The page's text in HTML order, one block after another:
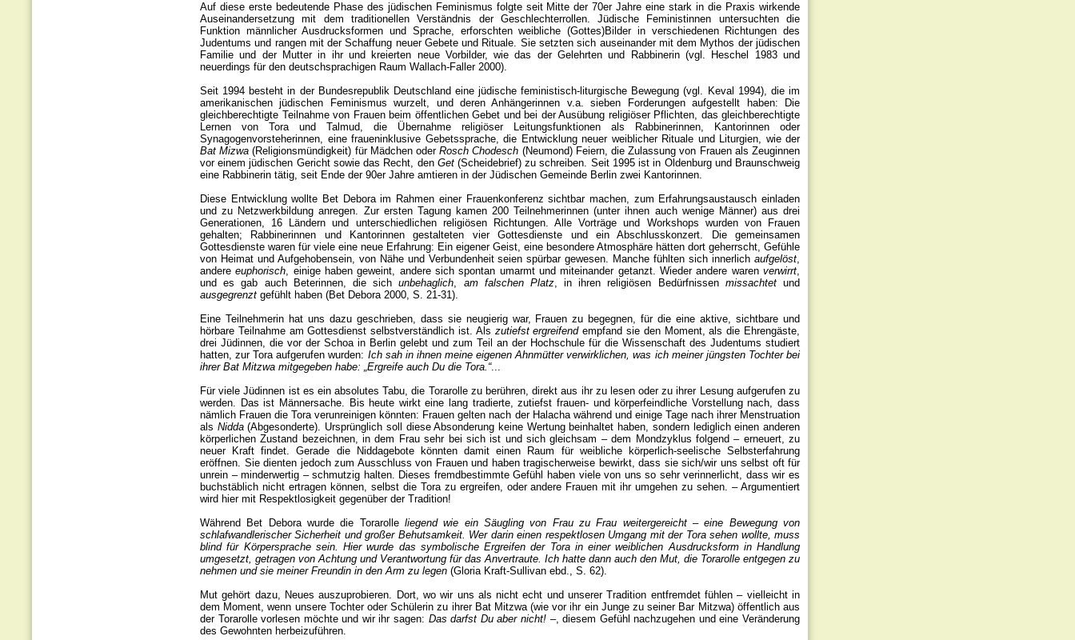
Auf diese erste bedeutende Phase des jüdischen Feminismus folgte seit Mitte der 70er Jahre eine stark in die Praxis wirkende
Auseinandersetzung mit dem traditionellen Verständnis der Geschlechterrollen. Jüdische Feministinnen untersuchten die
Funktion männlicher Ausdrucksformen und Sprache, erforschten weibliche (Gottes)Bilder in verschiedenen Richtungen des
Judentums und rangen mit der Schaffung neuer Gebete und Rituale. Sie setzten sich auseinander mit dem Mythos der jüdischen
Familie und der Mutter in ihr und kreierten neue Vorbilder, wie das der Gelehrten und Rabbinerin (vgl. Heschel 1983 und
neuerdings für den deutschsprachigen Raum Wallach-Faller 2000).
Seit 1994 besteht in der Bundesrepublik Deutschland eine jüdische feministisch-liturgische Bewegung (vgl. Keval 1994), die im
amerikanischen jüdischen Feminismus wurzelt, und deren Anhängerinnen v.a. sieben Forderungen aufgestellt haben: Die
gleichberechtigte Teilnahme von Frauen beim öffentlichen Gebet und bei der Ausübung religiöser Pflichten, das gleichberechtigte
Lernen von Tora und Talmud, die Übernahme religiöser Leitungsfunktionen als Rabbinerinnen, Kantorinnen oder
Synagogenvorsteherinnen, eine fraueninklusive Gebetssprache, die Entwicklung neuer weiblicher Rituale und Liturgien, wie der
Bat Mizwa(Religionsmündigkeit) für Mädchen oderRosch Chodesch (Neumond) Feiern, die Zulassung von Frauen als Zeuginnen
vor einem jüdischen Gericht sowie das Recht, den Get(Scheidebrief) zu schreiben. Seit 1995 ist in Oldenburg und Braunschweig
eine Rabbinerin tätig, seit Ende der 90er Jahre amtieren in der Jüdischen Gemeinde Berlin zwei Kantorinnen.
Diese Entwicklung wollte Bet Debora im Rahmen einer Frauenkonferenz sichtbar machen, zum Erfahrungsaustausch einladen
und zu Netzwerkbildung anregen. Zur ersten Tagung kamen 200 Teilnehmerinnen (unter ihnen auch wenige Männer) aus drei
Generationen, 16 Ländern und unterschiedlichen religiösen Richtungen. Alle Vorträge und Workshops wurden von Frauen
gehalten; Rabbinerinnen und Kantorinnen gestalteten vier Gottesdienste und ein Abschlusskonzert. Die gemeinsamen
Gottesdienste waren für viele eine neue Erfahrung: Ein eigener Geist, eine besondere Atmosphäre hätten dort geherrscht, Gefühle
von Heimat und Aufgehobensein, von Nähe und Verbundenheit seien spürbar gewesen. Manche fühlten sich innerlich aufgelöst,
andereeuphorisch, einige haben geweint, andere sich spontan umarmt und miteinander getanzt. Wieder andere warenverwirrt,
und es gab auch Beterinnen, die sichunbehaglich, am falschen Platz, in ihren religiösen Bedürfnissen missachtet und
ausgegrenzt gefühlt haben (Bet Debora 2000, S. 21-31).
Eine Teilnehmerin hat uns dazu geschrieben, dass sie neugierig war, Frauen zu begegnen, für die eine aktive, sichtbare und
hörbare Teilnahme am Gottesdienst selbstverständlich ist. Als zutiefst ergreifendempfand sie den Moment, als die Ehrengäste,
drei Jüdinnen, die vor der Schoa in Berlin gelebt und zum Teil an der Hochschule für die Wissenschaft des Judentums studiert
hatten, zur Tora aufgerufen wurden: Ich sah in ihnen meine eigenen Ahnmütter verwirklichen, was ich meiner jüngsten Tochter bei
ihrer Bat Mitzwa mitgegeben habe: „Ergreife auch Du die Tora.“...
Für viele Jüdinnen ist es ein absolutes Tabu, die Torarolle zu berühren, direkt aus ihr zu lesen oder zu ihrer Lesung aufgerufen zu
werden. Das ist Männersache. Bis heute wirkt eine lang tradierte, zutiefst frauen- und körperfeindliche Vorstellung nach, dass
nämlich Frauen die Tora verunreinigen könnten: Frauen gelten nach der Halacha während und einige Tage nach ihrer Menstruation
als Nidda(Abgesonderte). Ursprünglich soll diese Absonderung keine Wertung beinhaltet haben, sondern lediglich einen anderen
körperlichen Zustand bezeichnen, in dem Frau sehr bei sich ist und sich gleichsam – dem Mondzyklus folgend – erneuert, zu
neuer Kraft findet. Gerade die Niddagebote könnten damit einen Raum für weibliche körperlich-seelische Selbsterfahrung
eröffnen. Sie dienten jedoch zum Ausschluss von Frauen und haben tragischerweise bewirkt, dass sie sich/wir uns selbst oft für
unrein – minderwertig – schmutzig halten. Dieses fremdbestimmte Gefühl haben viele von uns so sehr verinnerlicht, dass wir es
buchstäblich nicht ertragen können, selbst die Tora zu ergreifen, oder andere Frauen mit ihr umgehen zu sehen. – Argumentiert
wird hier mit Respektlosigkeit gegenüber der Tradition!
Während Bet Debora wurde die Torarolle liegend wie ein Säugling von Frau zu Frau weitergereicht – eine Bewegung von
schlafwandlerischer Sicherheit und großer Behutsamkeit. Wer darin einen respektlosen Umgang mit der Tora sehen wollte, muss
blind für Körpersprache sein. Hier wurde das symbolische Ergreifen der Tora in einer weiblichen Ausdrucksform in Handlung
umgesetzt, getragen von Achtung und Verantwortung für das Anvertraute. Ich hatte dann auch den Mut, die Torarolle entgegen zu
nehmen und sie meiner Freundin in den Arm zu legen (Gloria Kraft-Sullivan ebd., S. 62).
Mut gehört dazu, Neues auszuprobieren. Dort, wo wir uns als nicht echt und unserer Tradition entfremdet fühlen – vielleicht in
dem Moment, wenn unsere Tochter oder Schülerin zu ihrer Bat Mitzwa (wie vor ihr ein Junge zu seiner Bar Mitzwa) öffentlich aus
der Torarolle vorlesen möchte und wir ihr sagen: Das darfst Du aber nicht!–, diesem Gefühl nachzugehen und eine Veränderung
des Gewohnten herbeizuführen.